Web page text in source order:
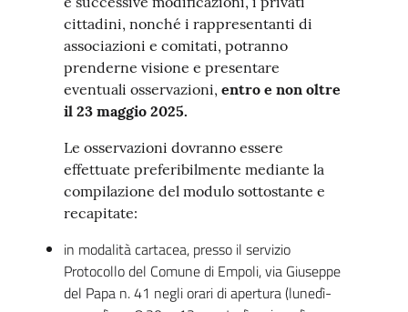
cittadini, nonché i rappresentanti di
associazioni e comitati, potranno
prenderne visione e presentare
eventuali osservazioni, entro e non oltre
il 23 maggio 2025.
Le osservazioni dovranno essere
effettuate preferibilmente mediante la
compilazione del modulo sottostante e
recapitate:
in modalità cartacea, presso il servizio
Protocollo del Comune di Empoli, via Giuseppe
del Papa n. 41 negli orari di apertura (lunedì-